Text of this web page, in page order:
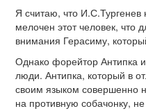
Я считаю, что И.С.Тургенев
мелочен этот человек, что
внимания Герасиму,
Однако форейтор Антипка
люди. Антипка, который в
своим языком совершенно
на противную собачонку,